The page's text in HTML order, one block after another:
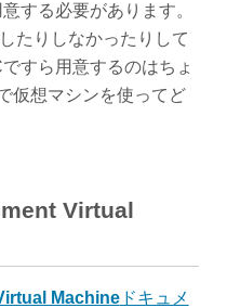
する必要があります。
たりしなかったりして
すら用意するのはちょ
仮想マシンを使ってど
Virtual
Machineドキュメ